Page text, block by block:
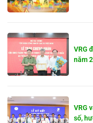
VRG
năm
VRG
số,